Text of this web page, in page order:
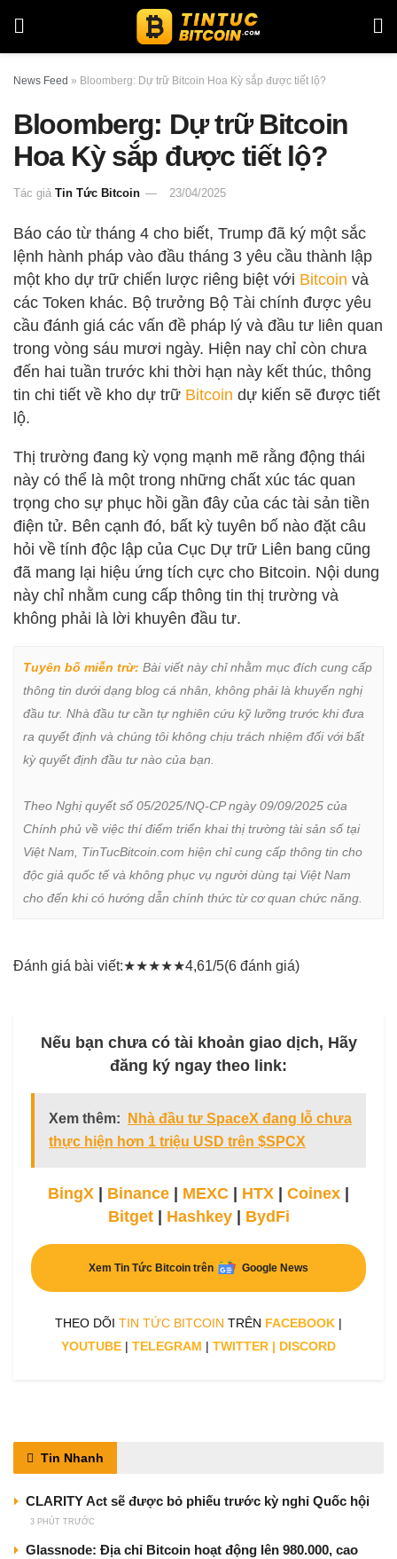
News Feed » Bloomberg: Dự trữ Bitcoin Hoa Kỳ sắp được tiết lộ?
Bloomberg: Dự trữ Bitcoin
Hoa Kỳ sắp được tiết lộ?
Tác giả Tin Tức Bitcoin 23/04/2025
Báo cáo từ tháng 4 cho biết, Trump đã ký một sắc
lệnh hành pháp vào đầu tháng 3 yêu cầu thành lập
một kho dự trữ chiến lược riêng biệt với Bitcoin và
các Token khác. Bộ trưởng Bộ Tài chính được yêu
cầu đánh giá các vấn đề pháp lý và đầu tư liên quan
trong vòng sáu mươi ngày. Hiện nay chỉ còn chưa
đến hai tuần trước khi thời hạn này kết thúc, thông
tin chi tiết về kho dự trữ Bitcoin dự kiến sẽ được tiết
lộ.
Thị trường đang kỳ vọng mạnh mẽ rằng động thái
này có thể là một trong những chất xúc tác quan
trọng cho sự phục hồi gần đây của các tài sản tiền
điện tử. Bên cạnh đó, bất kỳ tuyên bố nào đặt câu
hỏi về tính độc lập của Cục Dự trữ Liên bang cũng
đã mang lại hiệu ứng tích cực cho Bitcoin. Nội dung
này chỉ nhằm cung cấp thông tin thị trường và
không phải là lời khuyên đầu tư.
Tuyên bố miễn trừ: Bài viết này chỉ nhằm mục đích cung cấp
thông tin dưới dạng blog cá nhân, không phải là khuyến nghị
đầu tư. Nhà đầu tư cần tự nghiên cứu kỹ lưỡng trước khi đưa
ra quyết định và chúng tôi không chịu trách nhiệm đối với bất
kỳ quyết định đầu tư nào của bạn.
Theo Nghị quyết số 05/2025/NQ-CP ngày 09/09/2025 của
Chính phủ về việc thí điểm triển khai thị trường tài sản số tại
Việt Nam, TinTucBitcoin.com hiện chỉ cung cấp thông tin cho
độc giả quốc tế và không phục vụ người dùng tại Việt Nam
cho đến khi có hướng dẫn chính thức từ cơ quan chức năng.
Đánh giá bài viết:★★★★★4,61/5(6 đánh giá)
Nếu bạn chưa có tài khoản giao dịch, Hãy
đăng ký ngay theo link:
Xem thêm:
Nhà đầu tư SpaceX đang lỗ chưa
thực hiện hơn 1 triệu USD trên $SPCX
BingX | Binance | MEXC | HTX | Coinex |
Bitget| Hashkey| BydFi
Xem Tin Tức Bitcoin trên Google News
THEO DÕI TIN TỨC BITCOIN TRÊN FACEBOOK |
YOUTUBE | TELEGRAM | TWITTER | DISCORD
Tin Nhanh
CLARITY Act sẽ được bỏ phiếu trước kỳ nghỉ Quốc hội
3 PHÚT TRƯỚC
Glassnode: Địa chỉ Bitcoin hoạt động lên 980.000, cao